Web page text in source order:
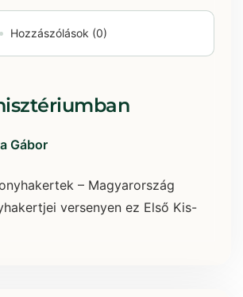
Hozzászólások (0)
Gábor
– Magyarország
versenyen ez Első Kis-